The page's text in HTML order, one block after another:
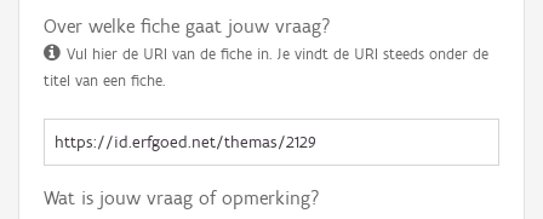
Over welke fiche gaat jouw vraag?
Vul hier de URI van de fiche in. Je vindt de URI steeds onder de
titel van een fiche.
Wat is jouw vraag of opmerking?